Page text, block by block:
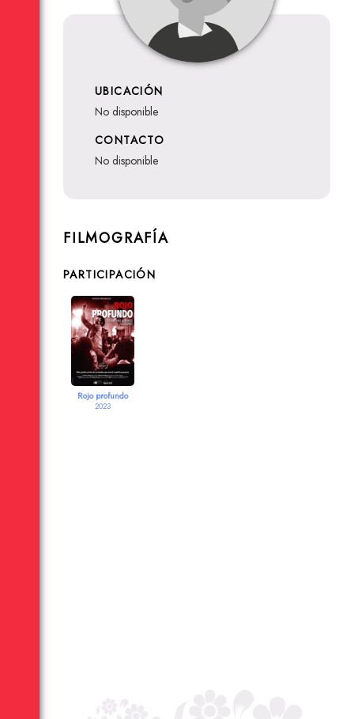
UBICACIÓN
no disponible
CONTACTO
no disponible
FILMOGRAFÍA
PARTICIPACIÓN
Rojo profundo
2023